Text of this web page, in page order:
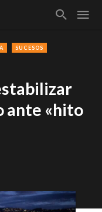
SUCESOS
ante «hito